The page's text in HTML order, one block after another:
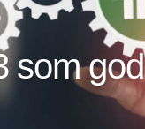
som god